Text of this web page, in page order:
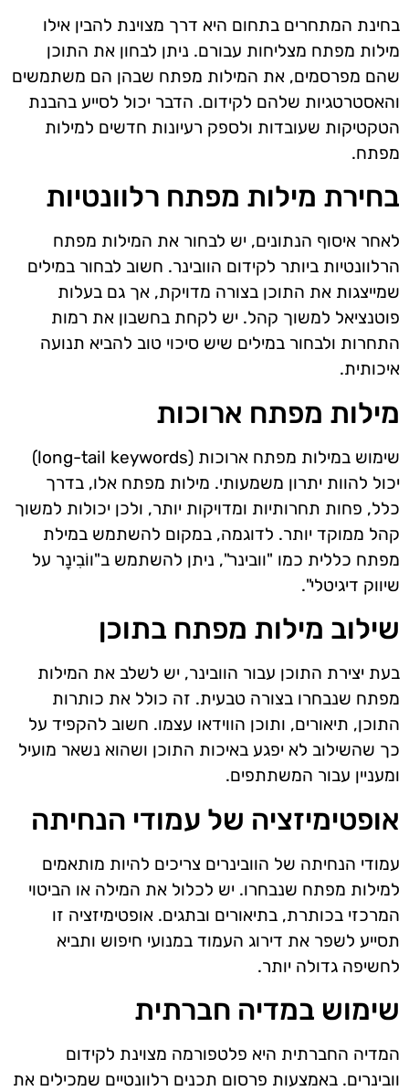
בחינת המתחרים בתחום היא דרך מצוינת להבין אילו
מילות מפתח מצליחות עבורם. ניתן לבחון את התוכן
שהם מפרסמים, את המילות מפתח שבהן הם משתמשים
והאסטרטגיות שלהם לקידום. הדבר יכול לסייע בהבנת
הטקטיקות שעובדות ולספק רעיונות חדשים למילות
מפתח.
בחירת מילות מפתח רלוונטיות
לאחר איסוף הנתונים, יש לבחור את המילות מפתח
הרלוונטיות ביותר לקידום הוובינר. חשוב לבחור במילים
שמייצגות את התוכן בצורה מדויקת, אך גם בעלות
פוטנציאל למשוך קהל. יש לקחת בחשבון את רמות
התחרות ולבחור במילים שיש סיכוי טוב להביא תנועה
איכותית.
מילות מפתח ארוכות
שימוש במילות מפתח ארוכות (long-tail keywords)
יכול להוות יתרון משמעותי. מילות מפתח אלו, בדרך
כלל, פחות תחרותיות ומדויקות יותר, ולכן יכולות למשוך
קהל ממוקד יותר. לדוגמה, במקום להשתמש במילת
מפתח כללית כמו "וובינר", ניתן להשתמש ב"ווֹבִינָר על
שיווק דיגיטלי".
שילוב מילות מפתח בתוכן
בעת יצירת התוכן עבור הוובינר, יש לשלב את המילות
מפתח שנבחרו בצורה טבעית. זה כולל את כותרות
התוכן, תיאורים, ותוכן הווידאו עצמו. חשוב להקפיד על
כך שהשילוב לא יפגע באיכות התוכן ושהוא נשאר מועיל
ומעניין עבור המשתתפים.
אופטימיזציה של עמודי הנחיתה
עמודי הנחיתה של הוובינרים צריכים להיות מותאמים
למילות מפתח שנבחרו. יש לכלול את המילה או הביטוי
המרכזי בכותרת, בתיאורים ובתגים. אופטימיזציה זו
תסייע לשפר את דירוג העמוד במנועי חיפוש ותביא
לחשיפה גדולה יותר.
שימוש במדיה חברתית
המדיה החברתית היא פלטפורמה מצוינת לקידום
וובינרים. באמצעות פרסום תכנים רלוונטיים שמכילים את